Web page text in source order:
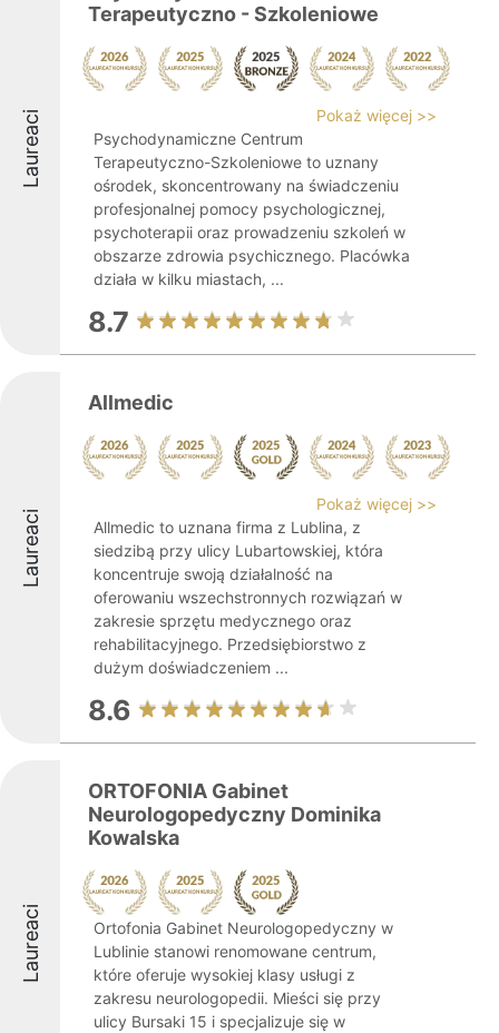
Laureaci
Terapeutyczno - Szkoleniowe
Pokaż więcej >>
Psychodynamiczne Centrum
Terapeutyczno-Szkoleniowe to uznany
ośrodek, skoncentrowany na świadczeniu
profesjonalnej pomocy psychologicznej,
psychoterapii oraz prowadzeniu szkoleń w
obszarze zdrowia psychicznego. Placówka
działa w kilku miastach, ...
8.7
Laureaci
Allmedic
Pokaż więcej >>
Allmedic to uznana firma z Lublina, z
siedzibą przy ulicy Lubartowskiej, która
koncentruje swoją działalność na
oferowaniu wszechstronnych rozwiązań w
zakresie sprzętu medycznego oraz
rehabilitacyjnego. Przedsiębiorstwo z
dużym doświadczeniem ...
8.6
Laureaci
ORTOFONIA Gabinet
Neurologopedyczny Dominika
Kowalska
Ortofonia Gabinet Neurologopedyczny w
Lublinie stanowi renomowane centrum,
które oferuje wysokiej klasy usługi z
zakresu neurologopedii. Mieści się przy
ulicy Bursaki 15 i specjalizuje się w